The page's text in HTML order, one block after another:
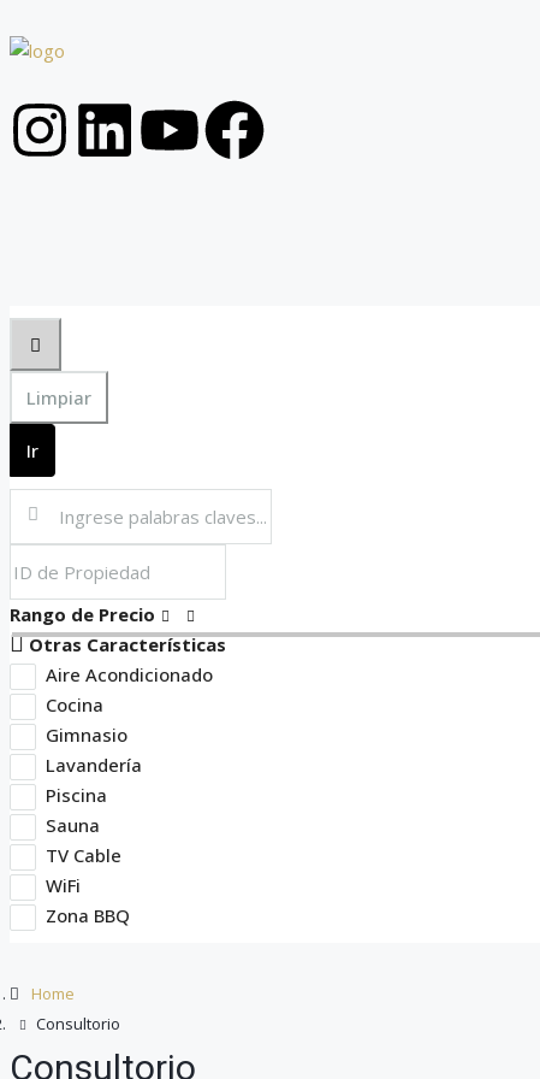
Limpiar
Ir
Rango de Precio
Otras Características
Aire Acondicionado
Cocina
Gimnasio
Lavandería
Piscina
Sauna
TV Cable
WiFi
Zona BBQ
Home
Consultorio
Consultorio